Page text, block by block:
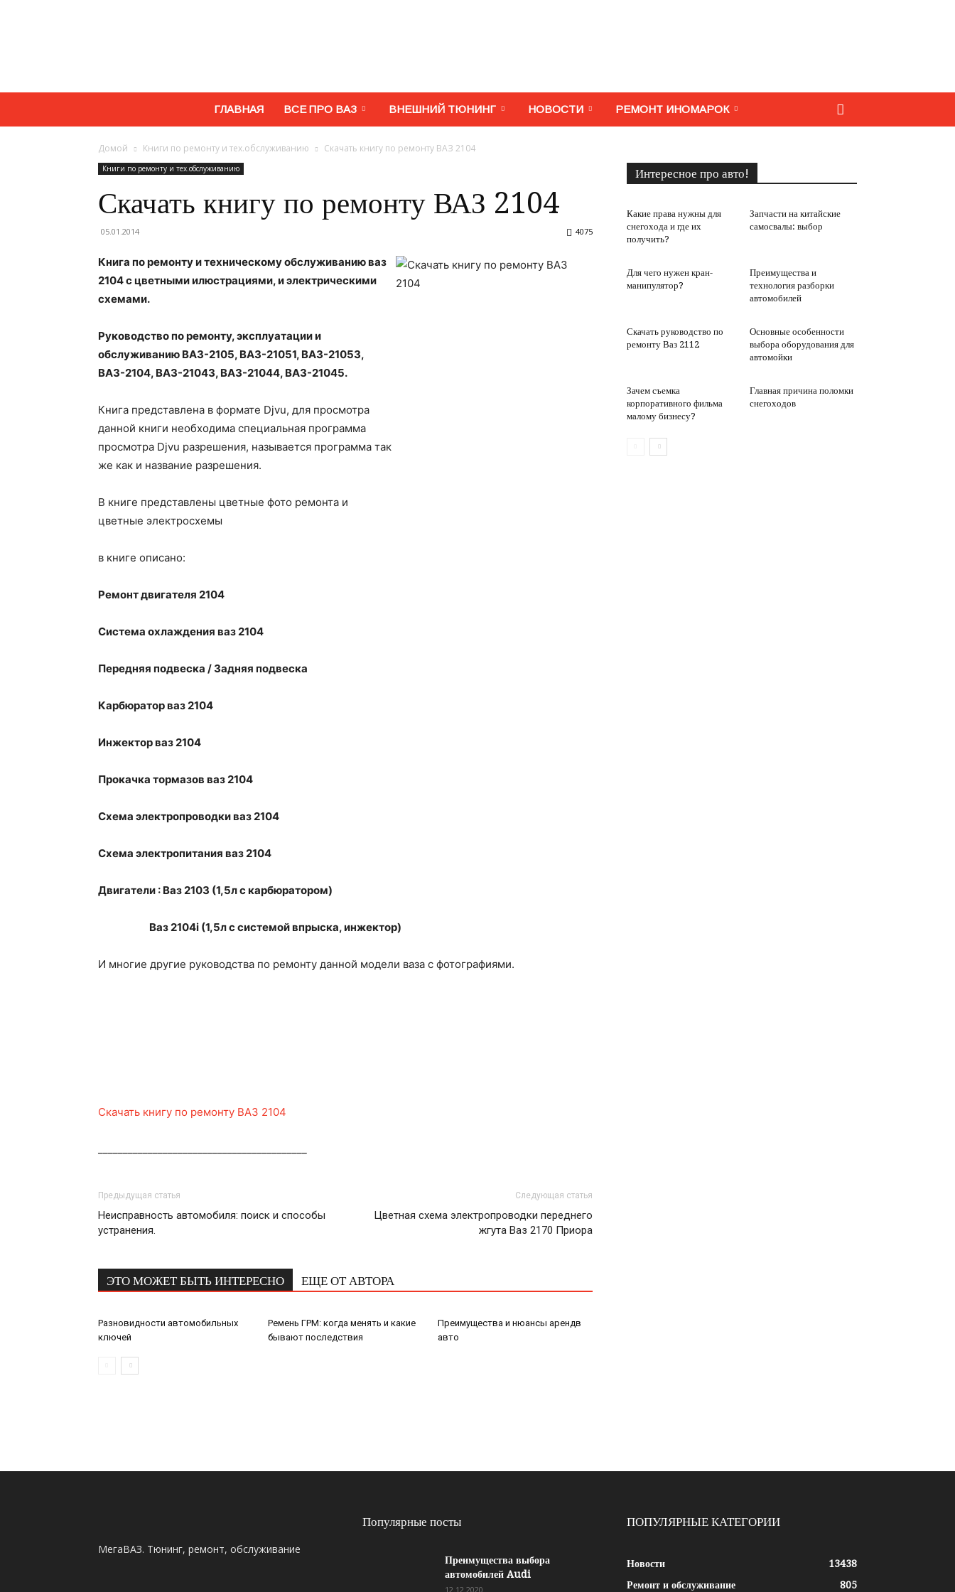
МегаВАЗ.
ГЛАВНАЯ ВСЕ ПРО ВАЗ ВНЕШНИЙ ТЮНИНГ НОВОСТИ РЕМОНТ ИНОМАРОК
Домой Книги по ремонту и тех.обслуживанию Скачать книгу по ремонту ВАЗ 2104
Книги по ремонту и тех.обслуживанию
Скачать книгу по ремонту ВАЗ 2104
05.01.2014 4075
Книга по ремонту и техническому обслуживанию ваз
2104 с цветными илюстрациями, и электрическими
схемами.
Руководство по ремонту, эксплуатации и
обслуживанию ВАЗ-2105, ВАЗ-21051, ВАЗ-21053,
ВАЗ-2104, ВАЗ-21043, ВАЗ-21044, ВАЗ-21045.
Книга представлена в формате Djvu, для просмотра
данной книги необходима специальная программа
просмотра Djvu разрешения, называется программа так
же как и название разрешения.
В книге представлены цветные фото ремонта и
цветные электросхемы
в книге описано:
Ремонт двигателя 2104
Система охлаждения ваз 2104
Передняя подвеска / Задняя подвеска
Карбюратор ваз 2104
Инжектор ваз 2104
Прокачка тормазов ваз 2104
Схема электропроводки ваз 2104
Схема электропитания ваз 2104
Двигатели : Ваз 2103 (1,5л с карбюратором)
Ваз 2104i (1,5л с системой впрыска, инжектор)
И многие другие руководства по ремонту данной модели ваза с фотографиями.
Скачать книгу по ремонту ВАЗ 2104
Предыдущая статья
Неисправность автомобиля: поиск и способы
устранения.
Следующая статья
Цветная схема электропроводки переднего
жгута Ваз 2170 Приора
ЭТО МОЖЕТ БЫТЬ ИНТЕРЕСНО ЕЩЕ ОТ АВТОРА
Разновидности автомобильных
ключей
Ремень ГРМ: когда менять и какие
бывают последствия
Преимущества и нюансы арендв
авто
Интересное про авто!
Какие права нужны для
снегохода и где их
получить?
Запчасти на китайские
самосвалы: выбор
Для чего нужен кран-
манипулятор?
Преимущества и
технология разборки
автомобилей
Скачать руководство по
ремонту Ваз 2112
Основные особенности
выбора оборудования для
автомойки
Зачем съемка
корпоративного фильма
малому бизнесу?
Главная причина поломки
снегоходов
МегаВАЗ. Тюнинг, ремонт, обслуживание
Популярные посты
Преимущества выбора
автомобилей Audi
12.12.2020
ПОПУЛЯРНЫЕ КАТЕГОРИИ
Новости
13438
Ремонт и обслуживание
805